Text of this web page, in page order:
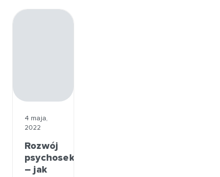
4 maja,
2022
Rozwój
psychoseksualny
– jak